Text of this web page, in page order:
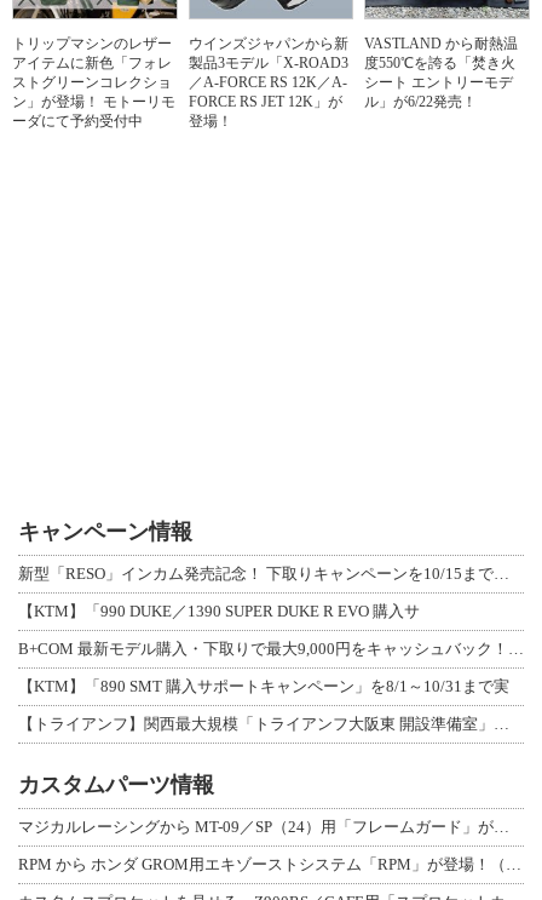
トリップマシンのレザー
アイテムに新色「フォレ
ストグリーンコレクショ
ン」が登場！ モトーリモ
ーダにて予約受付中
ウインズジャパンから新
製品3モデル「X-ROAD3
／A-FORCE RS 12K／A-
FORCE RS JET 12K」が
登場！
VASTLAND から耐熱温
度550℃を誇る「焚き火
シート エントリーモデ
ル」が6/22発売！
キャンペーン情報
【KTM】「990 DUKE／1390 SUPER DUKE R EVO 購入サ
【KTM】「890 SMT 購入サポートキャンペーン」を8/1～10/31まで実
カスタムパーツ情報